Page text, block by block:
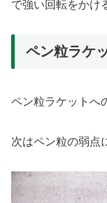
で強い回転をかけ
ペン粒ラケ
ペン粒ラケットへ
次はペン粒の弱点